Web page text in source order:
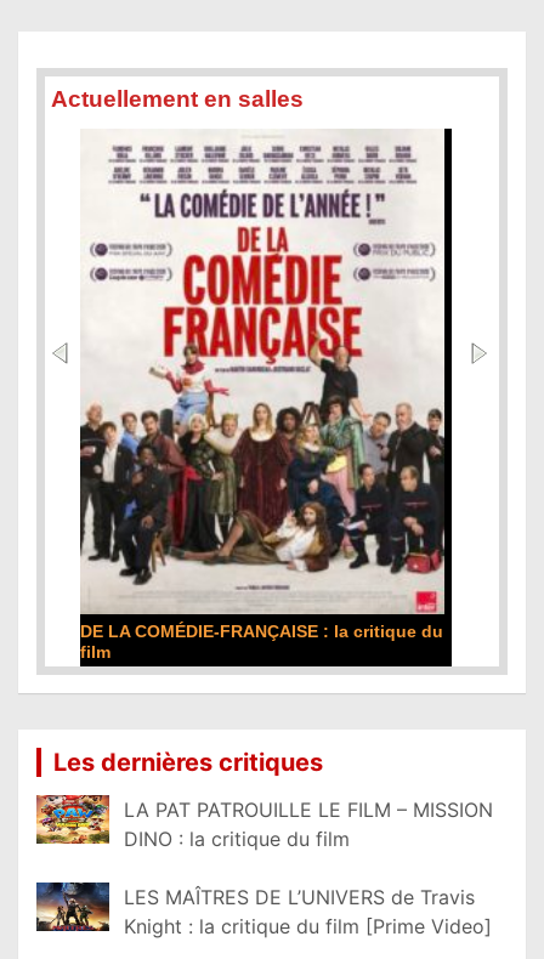
Actuellement en salles
DE LA COMÉDIE-FRANÇAISE : la critique du
film
Les dernières critiques
LA PAT PATROUILLE LE FILM – MISSION
DINO : la critique du film
LES MAÎTRES DE L’UNIVERS de Travis
Knight : la critique du film [Prime Video]